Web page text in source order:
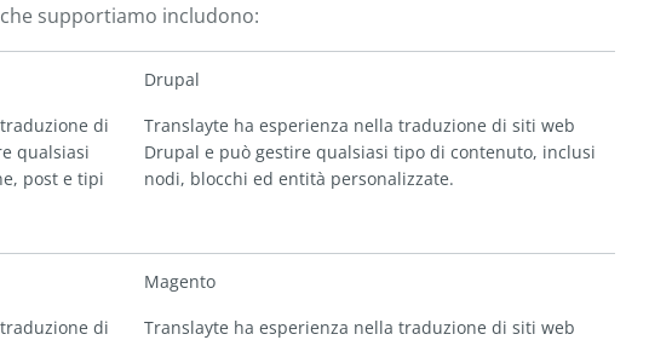
supportiamo includono:
di
qualsiasi
post e tipi
Drupal
Translayte ha esperienza nella traduzione di siti web
Drupal e può gestire qualsiasi tipo di contenuto, inclusi
nodi, blocchi ed entità personalizzate.
di
Magento
Translayte ha esperienza nella traduzione di siti web